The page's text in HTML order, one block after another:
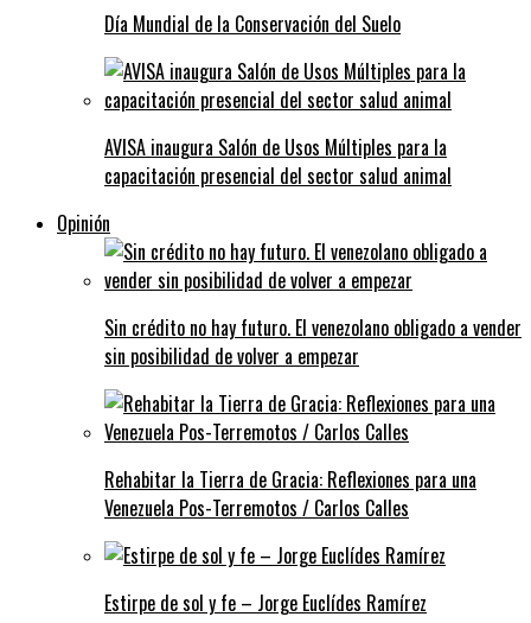
Día Mundial de la Conservación del Suelo
AVISA inaugura Salón de Usos Múltiples para la
capacitación presencial del sector salud animal
Opinión
Sin crédito no hay futuro. El venezolano obligado a vender
sin posibilidad de volver a empezar
Rehabitar la Tierra de Gracia: Reflexiones para una
Venezuela Pos-Terremotos / Carlos Calles
Estirpe de sol y fe – Jorge Euclídes Ramírez